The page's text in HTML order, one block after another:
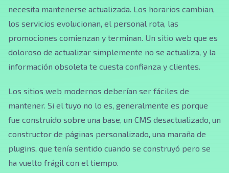
necesita mantenerse actualizada. Los horarios cambian,
los servicios evolucionan, el personal rota, las
promociones comienzan y terminan. Un sitio web que es
doloroso de actualizar simplemente no se actualiza, y la
información obsoleta te cuesta confianza y clientes.
Los sitios web modernos deberían ser fáciles de
mantener. Si el tuyo no lo es, generalmente es porque
fue construido sobre una base, un CMS desactualizado, un
constructor de páginas personalizado, una maraña de
plugins, que tenía sentido cuando se construyó pero se
ha vuelto frágil con el tiempo.